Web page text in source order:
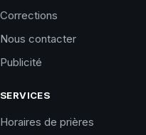
Corrections
Nous contacter
Publicité
SERVICES
Horaires de prières